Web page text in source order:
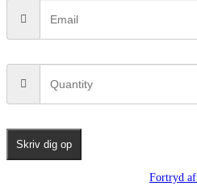
Skriv dig op
Fortryd